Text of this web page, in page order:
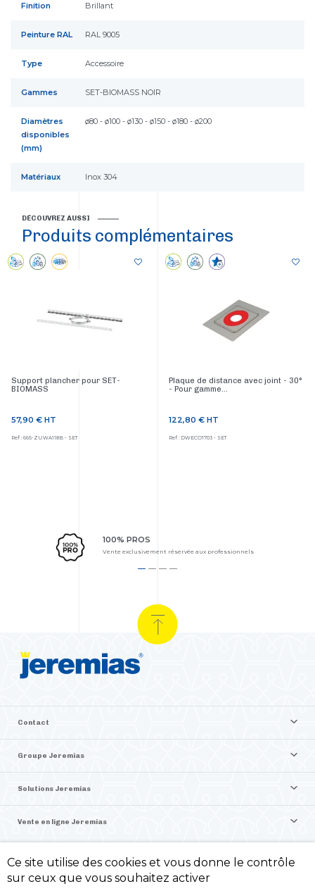
Finition Brillant
Peinture RAL RAL 9005
Type Accessoire
Gammes SET-BIOMASS NOIR
Diamètres
disponibles
(mm)
ø80 - ø100 - ø130 - ø150 - ø180 - ø200
Matériaux Inox 304
DÉCOUVREZ AUSSI
Produits complémentaires
Support plancher pour SET-
BIOMASS
Prix
57,90 € HT
Ref : 665-ZUWA118B - SET
Plaque de distance avec joint - 30°
- Pour gamme...
Prix
122,80 € HT
Ref : DWECO1703 - SET
100% PROS
Vente exclusivement réservée aux professionnels
Contact
Groupe Jeremias
Solutions Jeremias
Vente en ligne Jeremias
©2026 Jeremias France
Politique de confidentialité -
Ce site utilise des cookies et vous donne le contrôle
sur ceux que vous souhaitez activer